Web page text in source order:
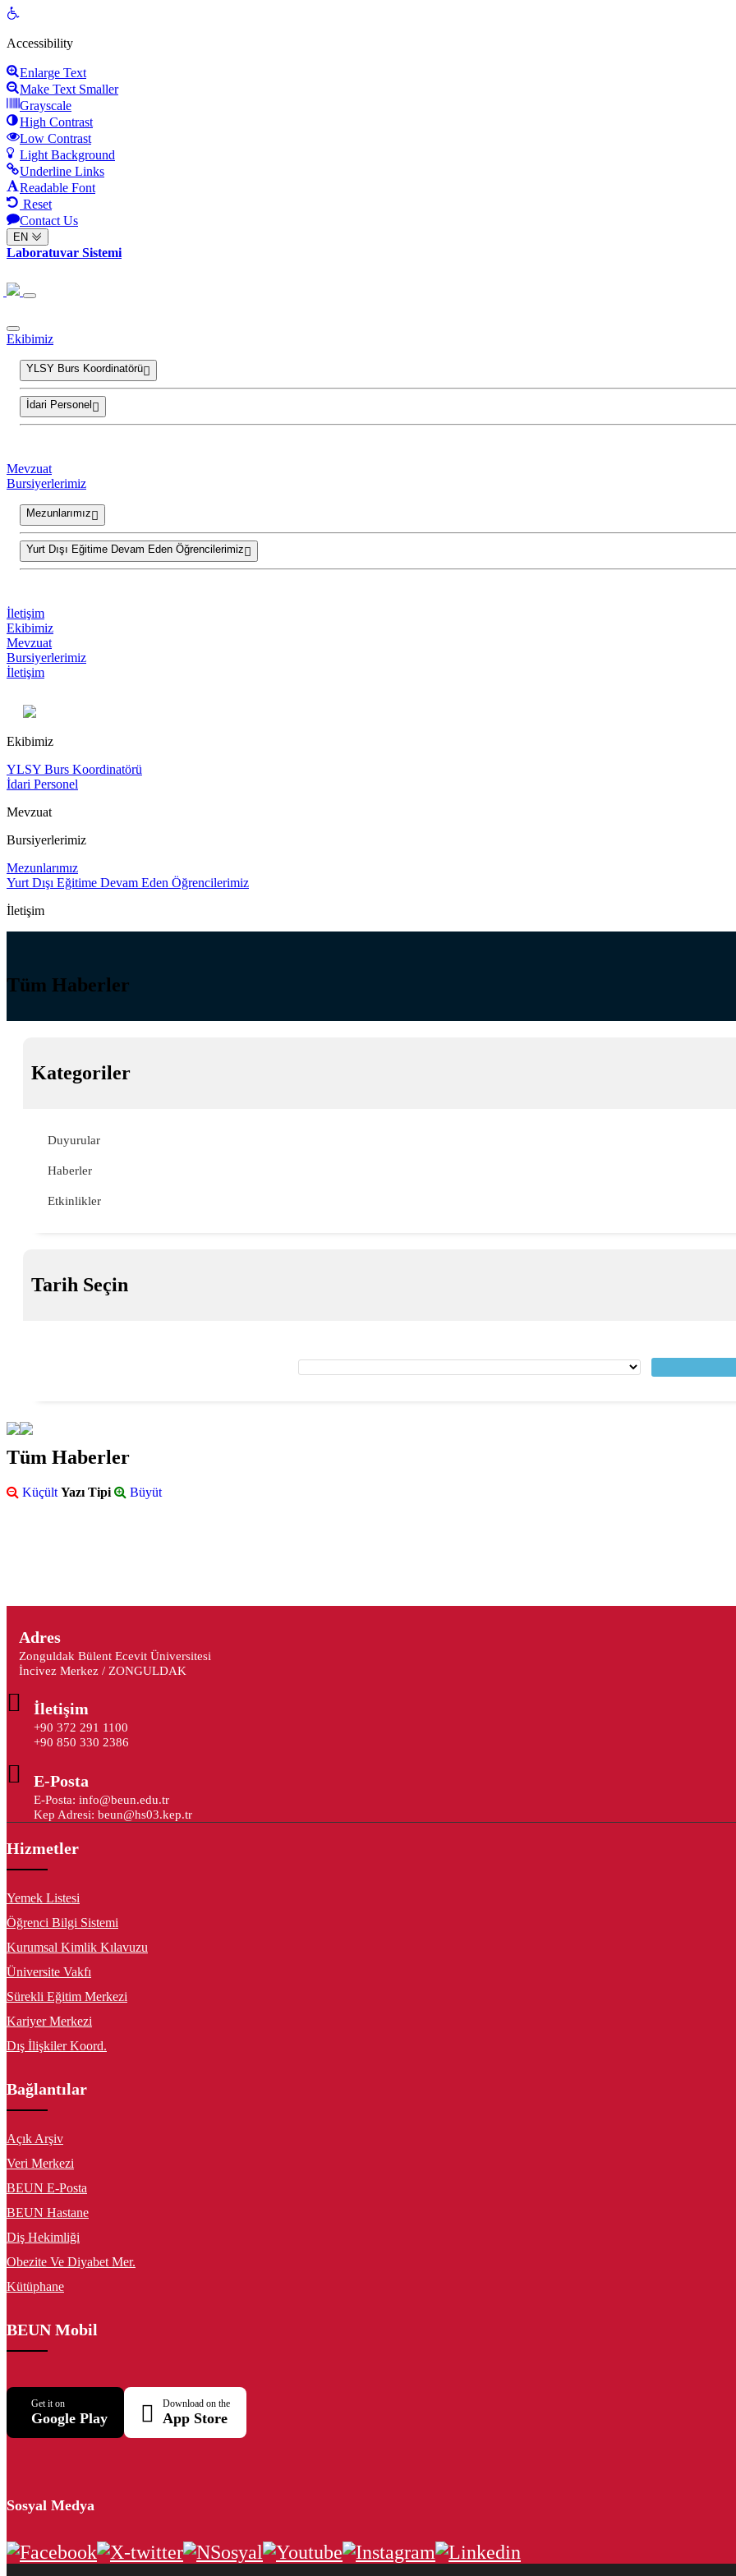
Open
Accessibility
Enlarge Text
Make Text Smaller
Grayscale
High Contrast
Low Contrast
Light Background
Underline Links
Readable Font
Reset
Contact Us
EN
Laboratuvar Sistemi
Ekibimiz
YLSY Burs Koordinatörü
İdari Personel
Mevzuat
Bursiyerlerimiz
Mezunlarımız
Yurt Dışı Eğitime Devam Eden Öğrencilerimiz
İletişim
Ekibimiz
Mevzuat
Bursiyerlerimiz
İletişim
Ekibimiz
YLSY Burs Koordinatörü
İdari Personel
Mevzuat
Bursiyerlerimiz
Mezunlarımız
Yurt Dışı Eğitime Devam Eden Öğrencilerimiz
İletişim
Tüm Haberler
Kategoriler
Duyurular
Haberler
Etkinlikler
Tarih Seçin
Tüm Haberler
Küçült Yazı Tipi Büyüt
Adres
Zonguldak Bülent Ecevit Üniversitesi
İncivez Merkez / ZONGULDAK
İletişim
+90 372 291 1100
+90 850 330 2386
E-Posta
E-Posta: info@beun.edu.tr
Kep Adresi: beun@hs03.kep.tr
Hizmetler
Yemek Listesi
Öğrenci Bilgi Sistemi
Kurumsal Kimlik Kılavuzu
Üniversite Vakfı
Sürekli Eğitim Merkezi
Kariyer Merkezi
Dış İlişkiler Koord.
Bağlantılar
Açık Arşiv
Veri Merkezi
BEUN E-Posta
BEUN Hastane
Diş Hekimliği
Obezite Ve Diyabet Mer.
Kütüphane
BEUN Mobil
Get it on
Google Play
Download on the
App Store
Sosyal Medya